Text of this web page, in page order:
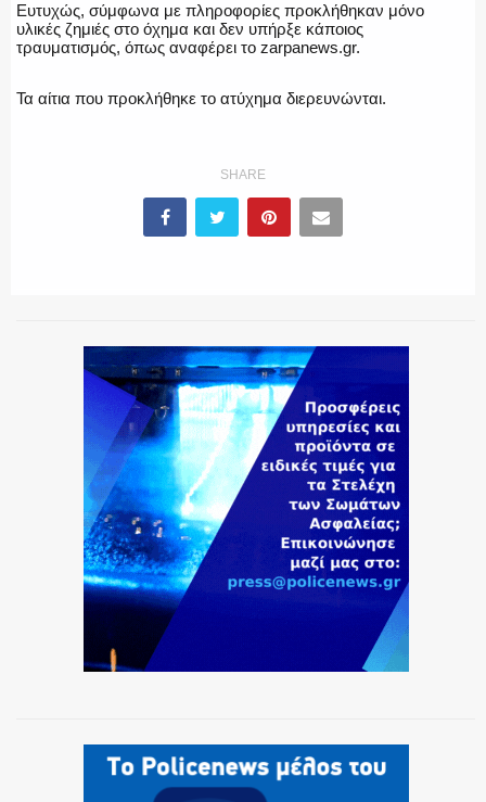
ΛΙΜΕΝΙΚΟ
ΕΝΟΠΛΕΣ ΔΥΝΑΜΕΙΣ
ΑΣΤΥΝΟΜΙΚΟ ΡΕΠΟΡΤΑΖ
Η ΦΩΝΗ ΣΟΥ
ΟΠΛΑ/ΕΞΟΠΛΙΣΜΟΣ
Ευτυχώς, σύμφωνα με πληροφορίες προκλήθηκαν μόνο
υλικές ζημιές στο όχημα και δεν υπήρξε κάποιος
τραυματισμός, όπως αναφέρει το zarpanews.gr.
Τα αίτια που προκλήθηκε το ατύχημα διερευνώνται.
SHARE